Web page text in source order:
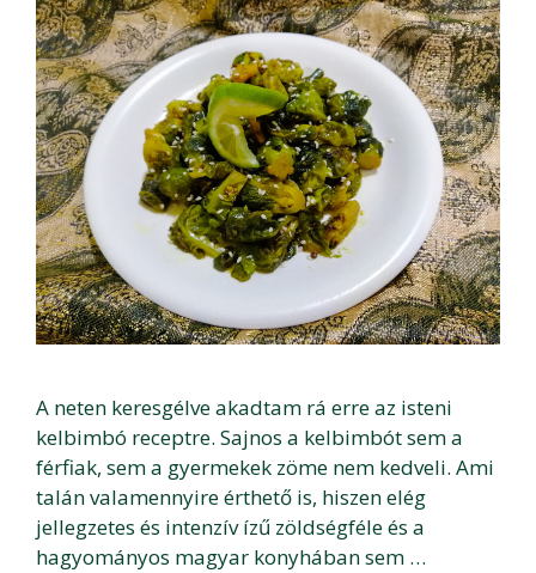
A neten keresgélve akadtam rá erre az isteni
kelbimbó receptre. Sajnos a kelbimbót sem a
férfiak, sem a gyermekek zöme nem kedveli. Ami
talán valamennyire érthető is, hiszen elég
jellegzetes és intenzív ízű zöldségféle és a
hagyományos magyar konyhában sem …